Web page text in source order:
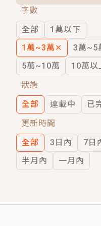
穿越｜《
字數
全部
1萬以下
1萬~3萬 ✕
3萬~5
5萬~10萬
10萬以
狀態
全部
連載中
已
更新時間
全部
3日內
7日
半月內
一月內